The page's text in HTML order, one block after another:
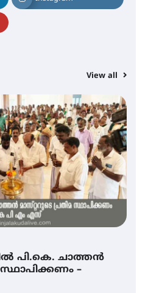
View all
പി.കെ. ചാത്തൻ
സ്ഥാപിക്കണം –
കൂടിയാട്ട അരങ്ങേറ്റം
ന്
സൗജന്യ
മെഡിക്കൽ ക്യാമ്പ്
– ഗുരുവായൂർ –